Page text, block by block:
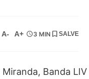
A- A+ 3 MIN SALVE